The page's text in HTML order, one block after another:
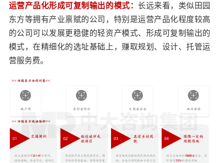
运营产品化形成可复制输出的模式： 长远来看，类似田园
东方等拥有产业禀赋的公司，特别是运营产品化程度较高
的公司可以发展更稳健的轻资产模式、形成可复制输出的
模式，在精细化的选址基础上，赚取规划、设计、托管运
营服务费。